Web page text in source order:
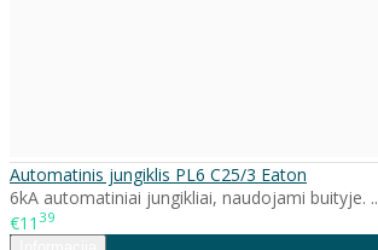
Automatinis jungiklis PL6 C25/3 Eaton
6kA automatiniai jungikliai, naudojami buityje. ..
€11 39